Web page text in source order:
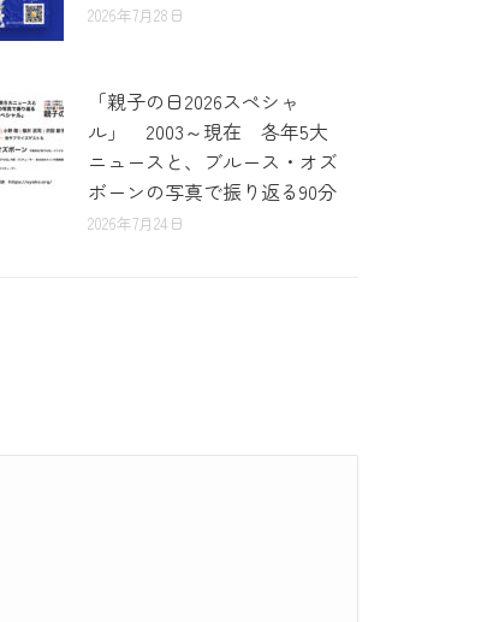
2026年7月28日
「親子の日2026スペシャ
ル」 2003～現在 各年5大
ニュースと、ブルース・オズ
ボーンの写真で振り返る90分
2026年7月24日